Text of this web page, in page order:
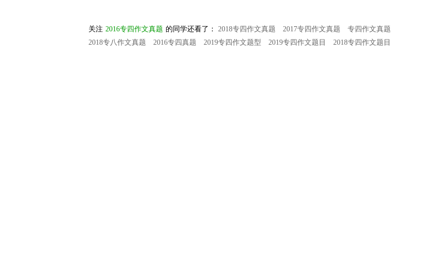
关注 2016专四作文真题 的同学还看了： 2018专四作文真题 2017专四作文真题
专四作文真题
2018专八作文真题
2016专四真题 2019专四作文题型 2019专四作文题目 2018专四作文题目